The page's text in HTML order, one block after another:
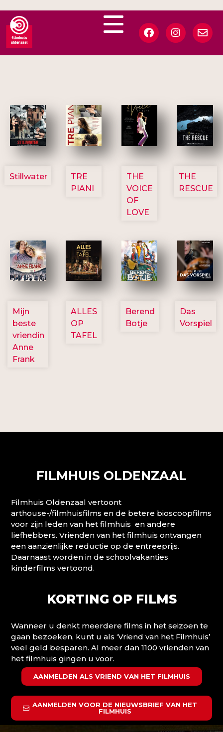
3123
Stillwater
3129
TRE
PIANI
3135
THE
VOICE
OF
LOVE
3148
THE
RESCUE
2757
Mijn
beste
vriendin
Anne
Frank
3154
ALLES
OP
TAFEL
2799
Berend
Botje
2777
Das
Vorspiel
FILMHUIS OLDENZAAL
Filmhuis Oldenzaal vertoont
arthouse-/filmhuisfilms en de betere bioscoopfilms
voor zijn leden van het filmhuis en andere
liefhebbers. Vrienden van het filmhuis ontvangen
een aanzienlijke reductie op de entreeprijs.
Daarnaast worden in de schoolvakanties
kinderfilms vertoond.
KORTING OP FILMS
Wanneer u denkt meerdere films in het seizoen te
gaan bezoeken, kunt u als ‘Vriend van het Filmhuis’
veel geld besparen. Al meer dan 1100 vrienden van
het filmhuis gingen u voor.
AANMELDEN ALS VRIEND VAN HET FILMHUIS
AANMELDEN VOOR DE NIEUWSBRIEF VAN HET
FILMHUIS